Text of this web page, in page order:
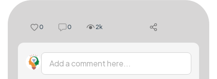
0 0 2k
Add a comment here...